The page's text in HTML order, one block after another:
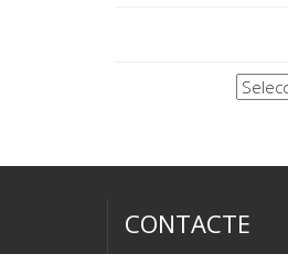
Arxius
CONTACTE